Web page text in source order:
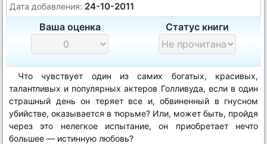
Дата добавления: 24-10-2011
Ваша оценка Статус книги
Что чувствует один из самих богатых, красивых,
талантливых и популярных актеров Голливуда, если в один
страшный день он теряет все и, обвиненный в гнусном
убийстве, оказывается в тюрьме? Или, может быть, пройдя
через это нелегкое испытание, он приобретает нечто
большее — истинную любовь?